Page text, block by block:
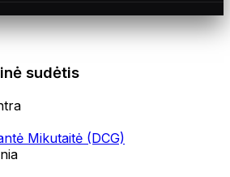
Kazlauskas
sudėtis
Mikutaitė (DCG)